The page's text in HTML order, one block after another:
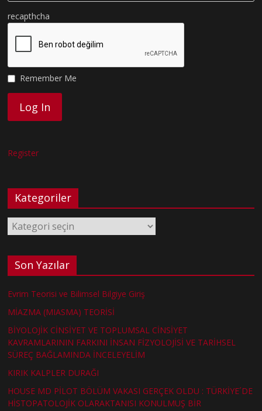
recapthcha
Remember Me
Register
Kategoriler
Kategoriler
Son Yazılar
Evrim Teorisi ve Bilimsel Bilgiye Giriş
MİAZMA (MIASMA) TEORİSİ
BİYOLOJİK CİNSİYET VE TOPLUMSAL CİNSİYET
KAVRAMLARININ FARKINI İNSAN FİZYOLOJİSİ VE TARİHSEL
SÜREÇ BAĞLAMINDA İNCELEYELİM
KIRIK KALPLER DURAĞI
HOUSE MD PİLOT BÖLÜM VAKASI GERÇEK OLDU : TÜRKİYE´DE
HİSTOPATOLOJİK OLARAKTANISI KONULMUŞ BİR